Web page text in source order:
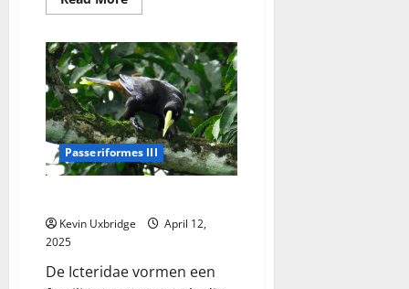
more
–
spotlijsters
Passeriformes III
Kevin Uxbridge
April 12,
2025
De Icteridae vormen een